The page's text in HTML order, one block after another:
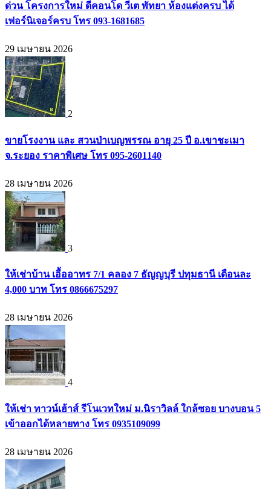
ด่วน โครงการใหม่ ดีคอนโด วีเต พัทยา ห้องแต่งครบ ได้
เฟอร์นิเจอร์ครบ โทร 093-1681685
29 เมษายน 2026
2
ขายโรงงาน และ สวนป่าเบญพรรณ อายุ 25 ปี อ.เขาชะเมา
จ.ระยอง ราคาพิเศษ โทร 095-2601140
28 เมษายน 2026
3
ให้เช่าบ้าน เอื้ออาทร 7/1 คลอง 7 ธัญญบุรี ปทุมธานี เดือนละ
4,000 บาท โทร 0866675297
28 เมษายน 2026
4
ให้เช่า ทาวน์เฮ้าส์ รีโนเวทใหม่ ม.นิราวิลล์ ใกล้ซอย บางบอน 5
เข้าออกได้หลายทาง โทร 0935109099
28 เมษายน 2026